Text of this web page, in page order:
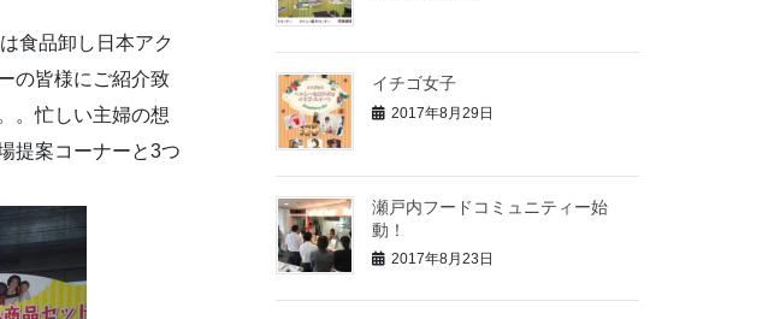
食品卸し日本アク
の皆様にご紹介致
。忙しい主婦の想
提案コーナーと3つ
イチゴ女子
2017年8月29日
瀬戸内フードコミュニティー始
動！
2017年8月23日